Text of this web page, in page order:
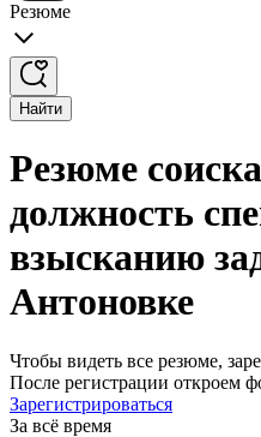
Резюме
Найти
Резюме
должность
взысканию
Антоновке
Чтобы видеть все резюме,
После регистрации откроем
Зарегистрироваться
За всё время